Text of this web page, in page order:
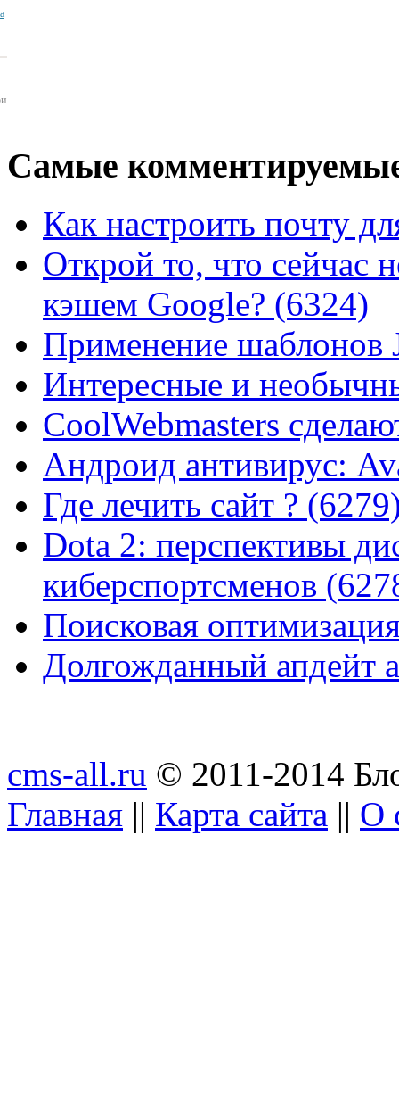
Самые
Как настроить почту
Открой то, что сейчас
кэшем Google? (6324)
Применение шаблонов
Интересные и
CoolWebmasters
Андроид антивирус:
Где лечить сайт ?
Dota 2: перспективы
киберспортсменов
Поисковая
Долгожданный апдейт
cms-all.ru © 2011-2014
Главная || Карта сайта || О